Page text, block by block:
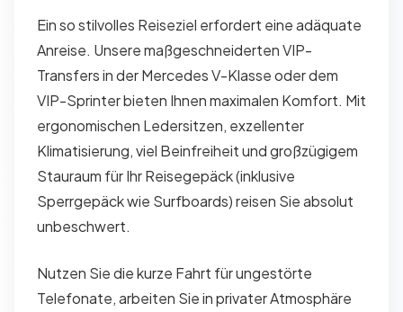
Ein so stilvolles Reiseziel erfordert eine adäquate
Anreise. Unsere maßgeschneiderten VIP-
Transfers in der Mercedes V-Klasse oder dem
VIP-Sprinter bieten Ihnen maximalen Komfort. Mit
ergonomischen Ledersitzen, exzellenter
Klimatisierung, viel Beinfreiheit und großzügigem
Stauraum für Ihr Reisegepäck (inklusive
Sperrgepäck wie Surfboards) reisen Sie absolut
unbeschwert.
Nutzen Sie die kurze Fahrt für ungestörte
Telefonate, arbeiten Sie in privater Atmosphäre